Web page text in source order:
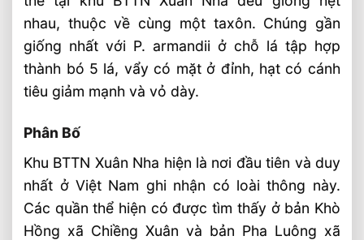
nhau, thuộc về cùng một taxôn. Chúng gần
giống nhất với P. armandii ở chỗ lá tập hợp
thành bó 5 lá, vẩy có mặt ở đỉnh, hạt có cánh
tiêu giảm mạnh và vỏ dày.
Phân Bố
Khu BTTN Xuân Nha hiện là nơi đầu tiên và duy
nhất ở Việt Nam ghi nhận có loài thông này.
Các quần thể hiện có được tìm thấy ở bản Khò
Hồng xã Chiềng Xuân và bản Pha Luông xã